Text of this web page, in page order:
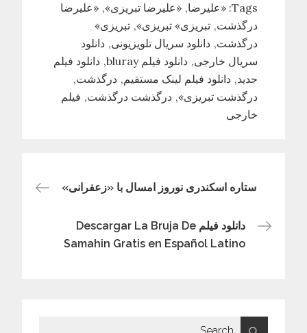
Tags: «علیرضا «علیرضا تبریزی» «علیرضا
درگذشت تبریزی» تبریزی» تبریزی»
درگذشت دانلود سریال تلویزیونی دانلود
سریال خارجی دانلود فیلم bluray
دانلود فیلم
جدید دانلود فیلم لینک مستقیم درگذشت
درگذشت تبریزی» درگذشت درگذشت فیلم
خارجی
راهبری
نوشته
ستاره اسکندری نوروز امسال با «زعفرانی»
دانلود فیلم Descargar La Bruja De
Samahin Gratis en Español Latino
Search